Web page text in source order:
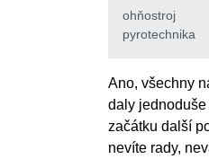
ohňostroj
pyrotechnika
Ano, všechny
daly
začátku další
nevíte rady,